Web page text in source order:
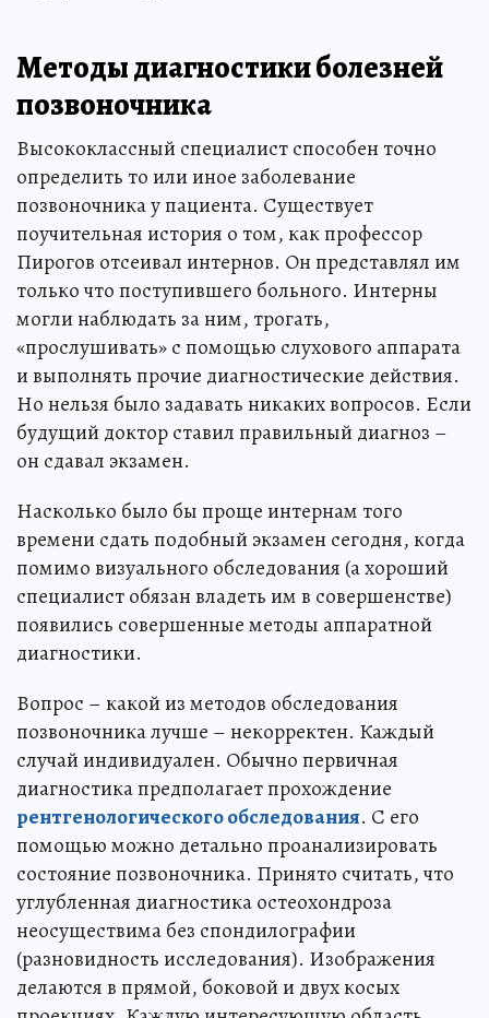
Методы диагностики болезней
позвоночника
Высококлассный специалист способен точно
определить то или иное заболевание
позвоночника у пациента. Существует
поучительная история о том, как профессор
Пирогов отсеивал интернов. Он представлял им
только что поступившего больного. Интерны
могли наблюдать за ним, трогать,
«прослушивать» с помощью слухового аппарата
и выполнять прочие диагностические действия.
Но нельзя было задавать никаких вопросов. Если
будущий доктор ставил правильный диагноз –
он сдавал экзамен.
Насколько было бы проще интернам того
времени сдать подобный экзамен сегодня, когда
помимо визуального обследования (а хороший
специалист обязан владеть им в совершенстве)
появились совершенные методы аппаратной
диагностики.
Вопрос – какой из методов обследования
позвоночника лучше – некорректен. Каждый
случай индивидуален. Обычно первичная
диагностика предполагает прохождение
рентгенологического обследования. С его
помощью можно детально проанализировать
состояние позвоночника. Принято считать, что
углубленная диагностика остеохондроза
неосуществима без спондилографии
(разновидность исследования). Изображения
делаются в прямой, боковой и двух косых